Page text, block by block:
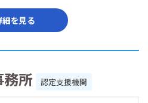
細を見る
所 認定支援機関